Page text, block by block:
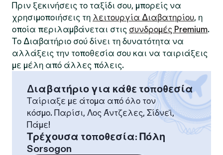
Πριν ξεκινήσεις το ταξίδι σου, μπορείς να
χρησιμοποιήσεις τη λειτουργία Διαβατηρίου, η
οποία περιλαμβάνεται στις συνδρομές Premium.
Το Διαβατήριο σού δίνει τη δυνατότητα να
αλλάξεις την τοποθεσία σου και να ταιριάξεις
με μέλη από άλλες πόλεις.
Διαβατήριο για κάθε τοποθεσία
Ταίριαξε με άτομα από όλο τον
κόσμο. Παρίσι, Λος Άντζελες, Σίδνεϊ,
Πάμε!
Τρέχουσα τοποθεσία: Πόλη
Sorsogon